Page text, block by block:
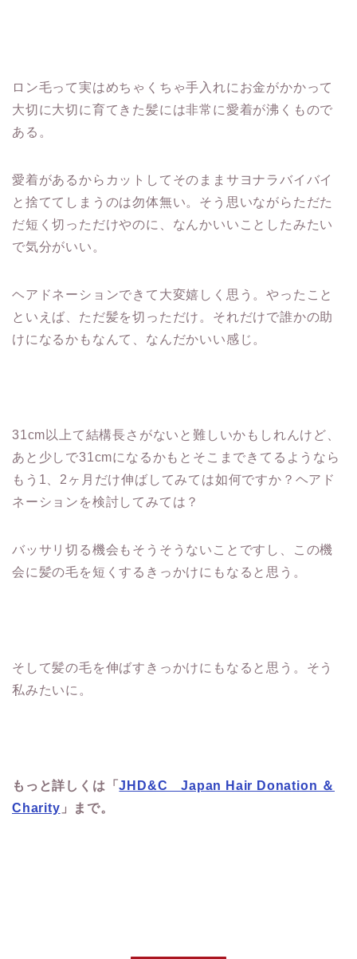
ロン毛って実はめちゃくちゃ手入れにお金がかかって
大切に大切に育てきた髪には非常に愛着が沸くもので
ある。
愛着があるからカットしてそのままサヨナラバイバイ
と捨ててしまうのは勿体無い。そう思いながらただた
だ短く切っただけやのに、なんかいいことしたみたい
で気分がいい。
ヘアドネーションできて大変嬉しく思う。やったこと
といえば、ただ髪を切っただけ。それだけで誰かの助
けになるかもなんて、なんだかいい感じ。
31cm以上て結構長さがないと難しいかもしれんけど、
あと少しで31cmになるかもとそこまできてるようなら
もう1、2ヶ月だけ伸ばしてみては如何ですか？ヘアド
ネーションを検討してみては？
バッサリ切る機会もそうそうないことですし、この機
会に髪の毛を短くするきっかけにもなると思う。
そして髪の毛を伸ばすきっかけにもなると思う。そう
私みたいに。
もっと詳しくは「JHD&C Japan Hair Donation ＆
Charity 」まで。